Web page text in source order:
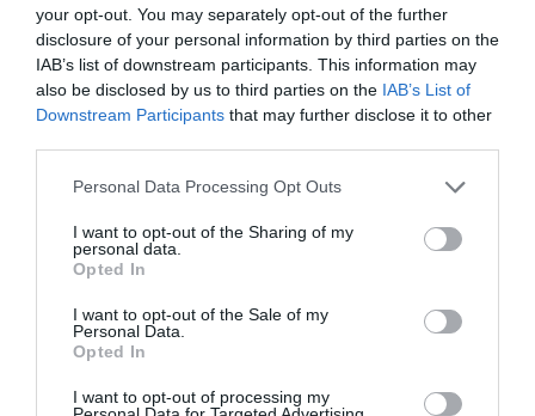
your opt-out. You may separately opt-out of the further
disclosure of your personal information by third parties on the
IAB’s list of downstream participants. This information may
also be disclosed by us to third parties on the IAB’s List of
Downstream Participants that may further disclose it to other
Please note that this website/app uses one or more Google
not limited to your visit or usage behaviour. You may click to
grant or deny consent to Google and its third-party tags to
use your data for below specified purposes in below Google
consent section.
Personal Data Processing Opt Outs
I want to opt-out of the Sharing of my
personal data.
Opted In
I want to opt-out of the Sale of my
Personal Data.
Opted In
I want to opt-out of processing my
I Nostri Partner